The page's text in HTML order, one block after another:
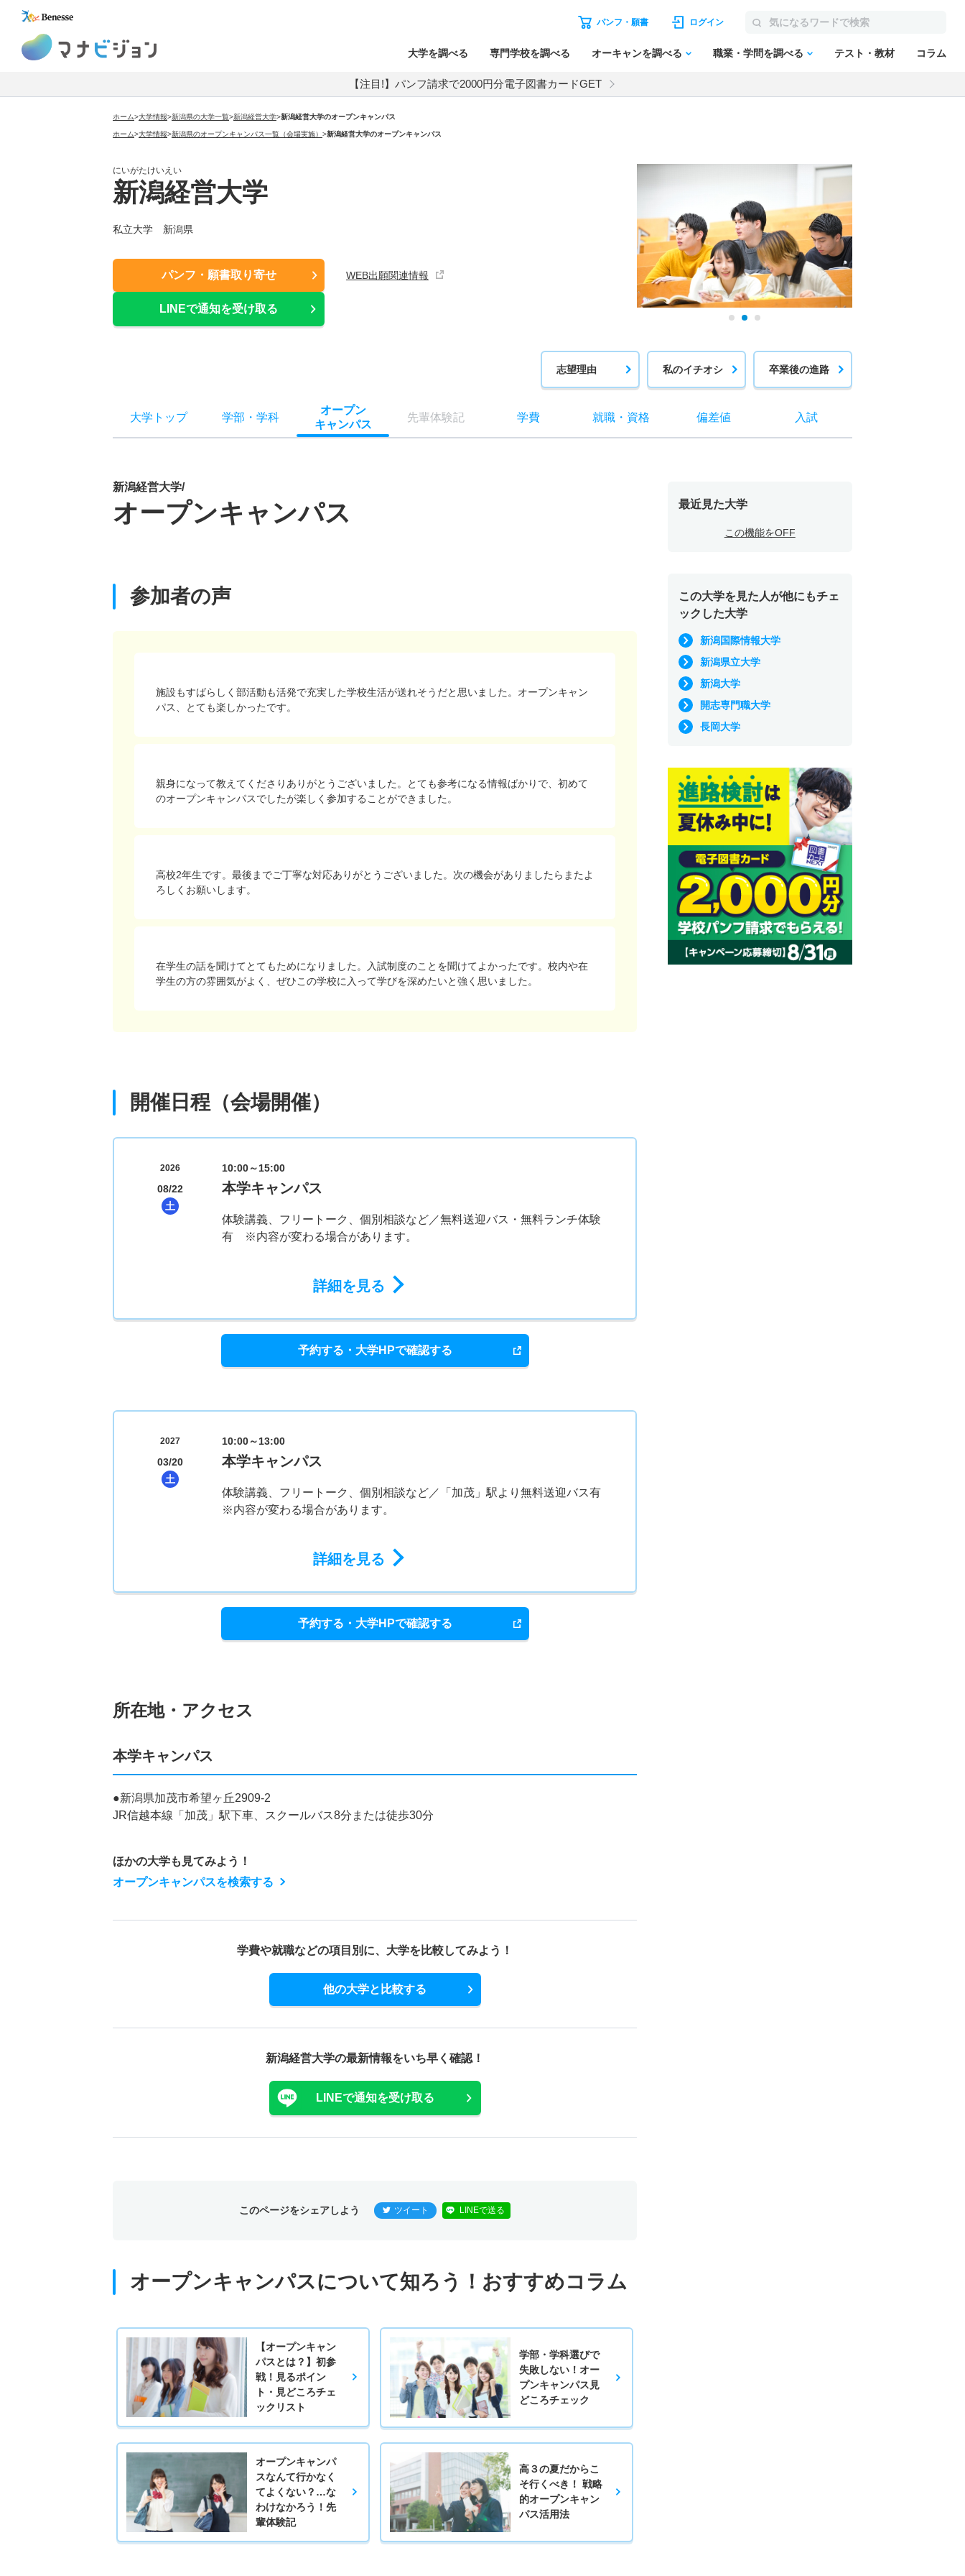
パンフ・願書 ログイン
大学を調べる 専門学校を調べる オーキャンを調べる 職業・学問を調べる テスト・教材 コラム
【注目!】パンフ請求で2000円分電子図書カードGET
ホーム>大学情報>新潟県の大学一覧>新潟経営大学>新潟経営大学のオープンキャンパス
ホーム>大学情報>新潟県のオープンキャンパス一覧（会場実施） >新潟経営大学のオープンキャンパス
にいがたけいえい
新潟経営大学
私立大学 新潟県
パンフ・願書取り寄せ
LINEで通知を受け取る
WEB出願関連情報
志望理由 私のイチオシ 卒業後の進路
大学トップ 学部 ・ 学科
オープン
キャンパス
先輩体験記 学費 就職・ 資格 偏差値 入試
新潟経営大学/
オープンキャンパス
参加者の声
施設もすばらしく部活動も活発で充実した学校生活が送れそうだと思いました。オープンキャン
パス、とても楽しかったです。
親身になって教えてくださりありがとうございました。とても参考になる情報ばかりで、初めて
のオープンキャンパスでしたが楽しく参加することができました。
高校2年生です。最後までご丁寧な対応ありがとうございました。次の機会がありましたらまたよ
ろしくお願いします。
在学生の話を聞けてとてもためになりました。入試制度のことを聞けてよかったです。校内や在
学生の方の雰囲気がよく、ぜひこの学校に入って学びを深めたいと強く思いました。
開催日程（会場開催）
2026
08/22
土
10:00～15:00
本学キャンパス
体験講義、フリートーク、個別相談など／無料送迎バス・無料ランチ体験
有 ※内容が変わる場合があります。
詳細を見る
予約する・大学HPで確認する
2027
03/20
土
10:00～13:00
本学キャンパス
体験講義、フリートーク、個別相談など／「加茂」駅より無料送迎バス有
※内容が変わる場合があります。
詳細を見る
予約する・大学HPで確認する
所在地・アクセス
本学キャンパス
●新潟県加茂市希望ヶ丘2909-2
JR信越本線「加茂」駅下車、スクールバス8分または徒歩30分
ほかの大学も見てみよう！
オープンキャンパスを検索する
学費や就職などの項目別に、 大学を比較してみよう！
他の大学と比較する
新潟経営大学の最新情報をいち早く確認！
LINEで通知を受け取る
このページをシェアしよう ツイート LINEで送る
オープンキャンパスについて知ろう！おすすめコラム
【オープンキャン
パスとは？】初参
戦！見るポイン
ト・見どころチェ
ックリスト
学部・学科選びで
失敗しない！オー
プンキャンパス見
どころチェック
オープンキャンパ
スなんて行かなく
てよくない？…な
わけなかろう！先
輩体験記
高３の夏だからこ
そ行くべき！ 戦略
的オープンキャン
パス活用法
最近見た大学
この機能をOFF
この大学を見た人が他にもチェ
ックした大学
新潟国際情報大学
新潟県立大学
新潟大学
開志専門職大学
長岡大学